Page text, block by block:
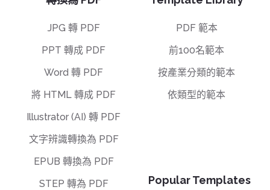
JPG 轉 PDF
PPT 轉成 PDF
Word 轉 PDF
將 HTML 轉成 PDF
Illustrator (AI) 轉 PDF
文字辨識轉換為 PDF
EPUB 轉換為 PDF
STEP 轉為 PDF
PDF 範本
前100名範本
按產業分類的範本
依類型的範本
Popular Templates